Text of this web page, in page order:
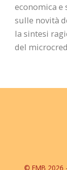
economica e
sulle novità
la sintesi
del
© EMB 2026